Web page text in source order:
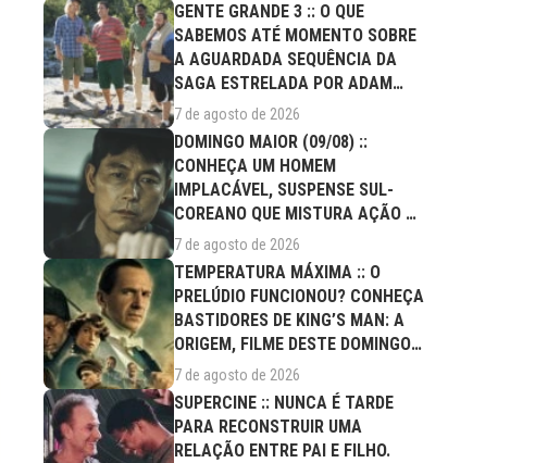
GENTE GRANDE 3 :: O QUE
SABEMOS ATÉ MOMENTO SOBRE
A AGUARDADA SEQUÊNCIA DA
SAGA ESTRELADA POR ADAM
SANDLER?
7 de agosto de 2026
DOMINGO MAIOR (09/08) ::
CONHEÇA UM HOMEM
IMPLACÁVEL, SUSPENSE SUL-
COREANO QUE MISTURA AÇÃO E
DRAMA FAMILIAR
7 de agosto de 2026
TEMPERATURA MÁXIMA :: O
PRELÚDIO FUNCIONOU? CONHEÇA
BASTIDORES DE KING’S MAN: A
ORIGEM, FILME DESTE DOMINGO
(09/08)
7 de agosto de 2026
SUPERCINE :: NUNCA É TARDE
PARA RECONSTRUIR UMA
RELAÇÃO ENTRE PAI E FILHO.